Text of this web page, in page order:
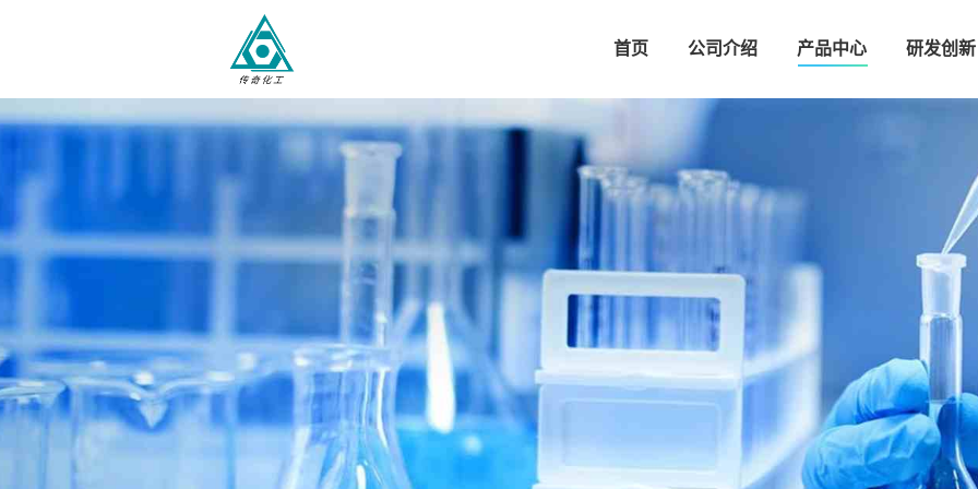
首页 公司介绍 产品中心 研发创新